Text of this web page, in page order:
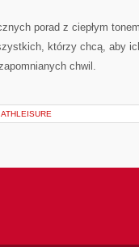
porad z ciepłym
którzy chcą, aby
chwil.